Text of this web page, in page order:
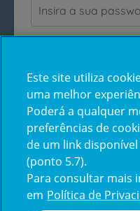
Esqueceu-
Inicie
Centro de Apoio ao Cliente
Este site utiliza
uma melhor
Poderá a qualquer
preferências de
de um link
(ponto 5.7).
Para consultar mais
em Política de